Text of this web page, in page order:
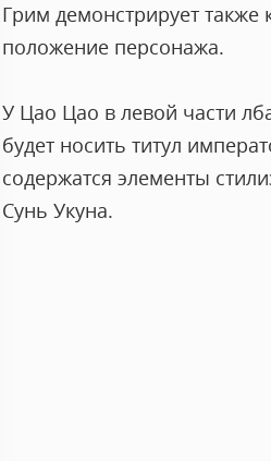
Грим демонстрирует
положение персонажа.
У Цао Цао в левой части
будет носить титул
содержатся элементы
Сунь Укуна.